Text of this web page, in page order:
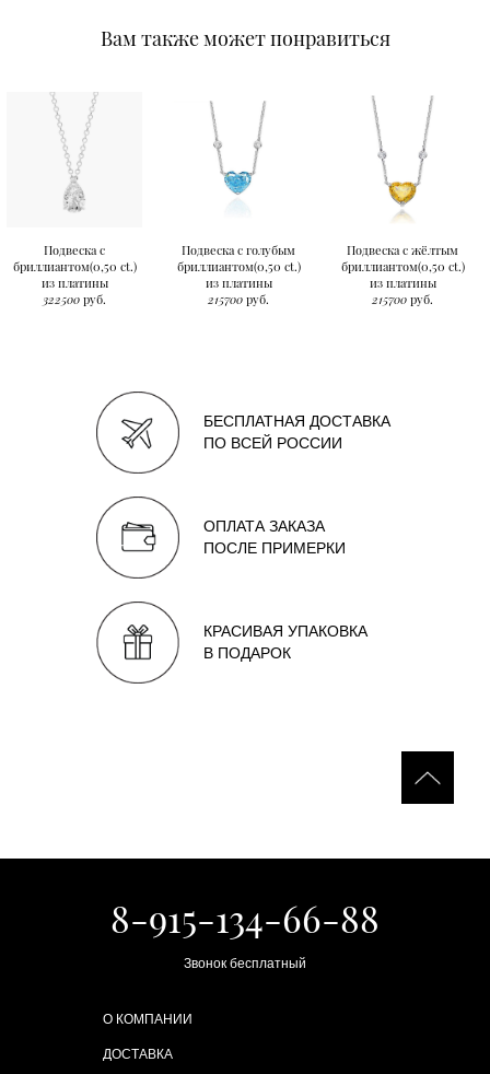
Вам также может понравиться
Подвеска с
бриллиантом(0,50 ct.)
из платины
322500 руб.
Подвеска с голубым
бриллиантом(0,50 ct.)
из платины
215700 руб.
Подвеска с жёлтым
бриллиантом(0,50 ct.)
из платины
215700 руб.
БЕСПЛАТНАЯ ДОСТАВКА
ПО ВСЕЙ РОССИИ
ОПЛАТА ЗАКАЗА
ПОСЛЕ ПРИМЕРКИ
КРАСИВАЯ УПАКОВКА
В ПОДАРОК
8-915-134-66-88
Звонок бесплатный
О КОМПАНИИ
ДОСТАВКА